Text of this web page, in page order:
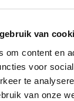
van
om content en
voor
te
van onze
voor het
WC-